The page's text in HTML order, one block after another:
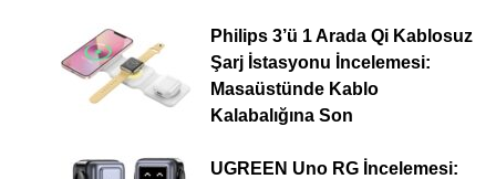
Philips 3’ü 1 Arada Qi Kablosuz
Şarj İstasyonu İncelemesi:
Masaüstünde Kablo
Kalabalığına Son
UGREEN Uno RG İncelemesi: